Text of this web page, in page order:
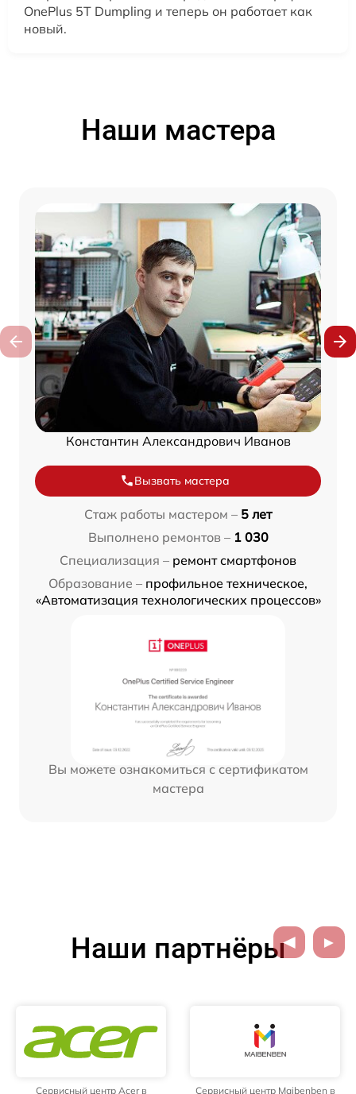
OnePlus 5T Dumpling и теперь он работает как
новый.
Наши мастера
Константин Александрович Иванов
Вызвать мастера
Стаж работы мастером – 5 лет
Выполнено ремонтов – 1 030
Специализация – ремонт смартфонов
Образование – профильное техническое,
«Автоматизация технологических процессов»
Вы можете ознакомиться с сертификатом
мастера
Наши партнёры
Сервисный центр Acer в
Сервисный центр Maibenben в